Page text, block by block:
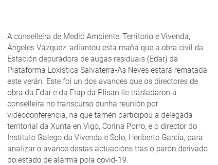
A conselleira de Medio Ambiente, Territorio e Vivenda,
Ángeles Vázquez, adiantou esta mañá que a obra civil da
Estación depuradora de augas residuais (Edar) da
Plataforma Loxística Salvaterra-As Neves estará rematada
este verán. Este foi un dos avances que os directores de
obra da Edar e da Etap da Plisan lle trasladaron á
conselleira no transcurso dunha reunión por
videoconferencia, na que tamén participou a delegada
territorial da Xunta en Vigo, Corina Porro, e o director do
Instituto Galego da Vivenda e Solo, Heriberto García, para
analizar o avance destas actuacións tras o parón derivado
do estado de alarma pola covid-19.